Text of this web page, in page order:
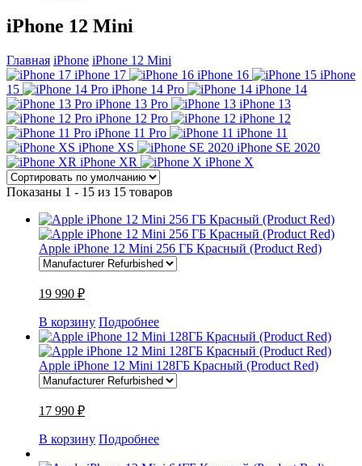
iPhone 12 Mini
Главная iPhone iPhone 12 Mini
iPhone 17
iPhone 16
iPhone
15
iPhone 14 Pro
iPhone 14
iPhone 13 Pro
iPhone 13
iPhone 12 Pro
iPhone 12
iPhone 11 Pro
iPhone 11
iPhone XS
iPhone SE 2020
iPhone XR
iPhone X
Показаны 1 - 15 из 15 товаров
Apple iPhone 12 Mini 256 ГБ Красный (Product Red)
19 990 ₽
В корзину Подробнее
Apple iPhone 12 Mini 128ГБ Красный (Product Red)
17 990 ₽
В корзину Подробнее